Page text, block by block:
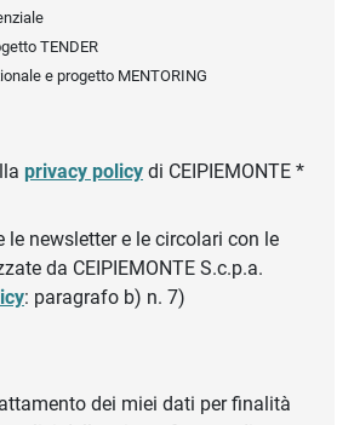
TENDER
e progetto MENTORING
privacy policy di CEIPIEMONTE *
le newsletter e le circolari con le
da CEIPIEMONTE S.c.p.a.
: paragrafo b) n. 7)
dei miei dati per finalità